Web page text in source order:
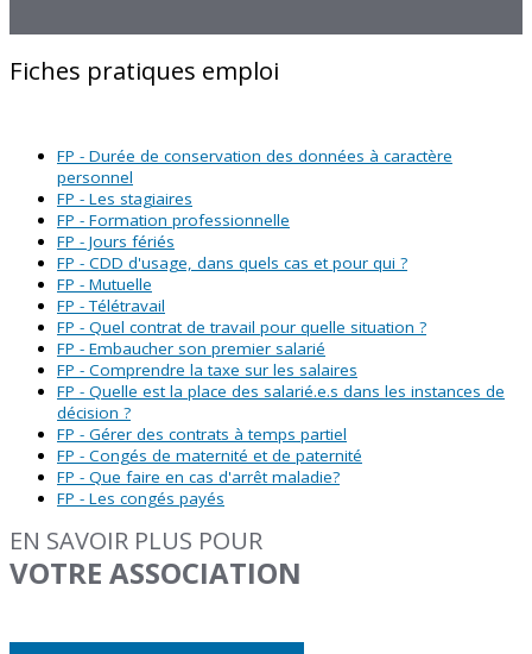
Fiches pratiques emploi
FP - Durée de conservation des données à caractère
personnel
FP - Les stagiaires
FP - Formation professionnelle
FP - Jours fériés
FP - CDD d'usage, dans quels cas et pour qui ?
FP - Mutuelle
FP - Télétravail
FP - Quel contrat de travail pour quelle situation ?
FP - Embaucher son premier salarié
FP - Comprendre la taxe sur les salaires
FP - Quelle est la place des salarié.e.s dans les instances de
décision ?
FP - Gérer des contrats à temps partiel
FP - Congés de maternité et de paternité
FP - Que faire en cas d'arrêt maladie?
FP - Les congés payés
EN SAVOIR PLUS POUR
VOTRE ASSOCIATION